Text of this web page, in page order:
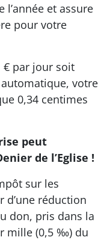
l’année et assure
pour votre
€ par jour soit
votre
0,34 centimes
peut
de l’Eglise !
sur les
d’une réduction
don, pris dans la
mille (0,5 ‰) du